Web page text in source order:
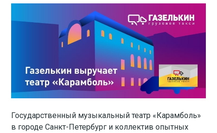
Государственный музыкальный театр «Карамболь»
в городе Санкт-Петербург и коллектив опытных